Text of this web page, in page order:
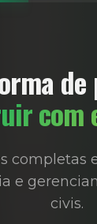
com
completas
e
civis.